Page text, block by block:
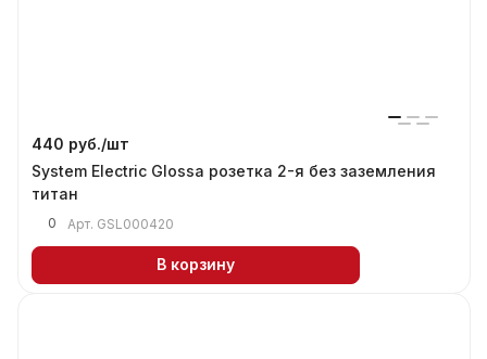
440 руб./шт
System Electric Glossa розетка 2-я без заземления
титан
0 Арт. GSL000420
В корзину